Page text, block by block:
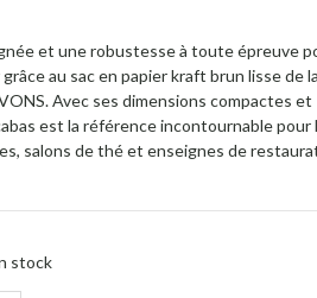
et une robustesse à toute épreuve
au sac en papier kraft brun lisse de
Avec ses dimensions compactes et
est la référence incontournable pour
salons de thé et enseignes de
stock